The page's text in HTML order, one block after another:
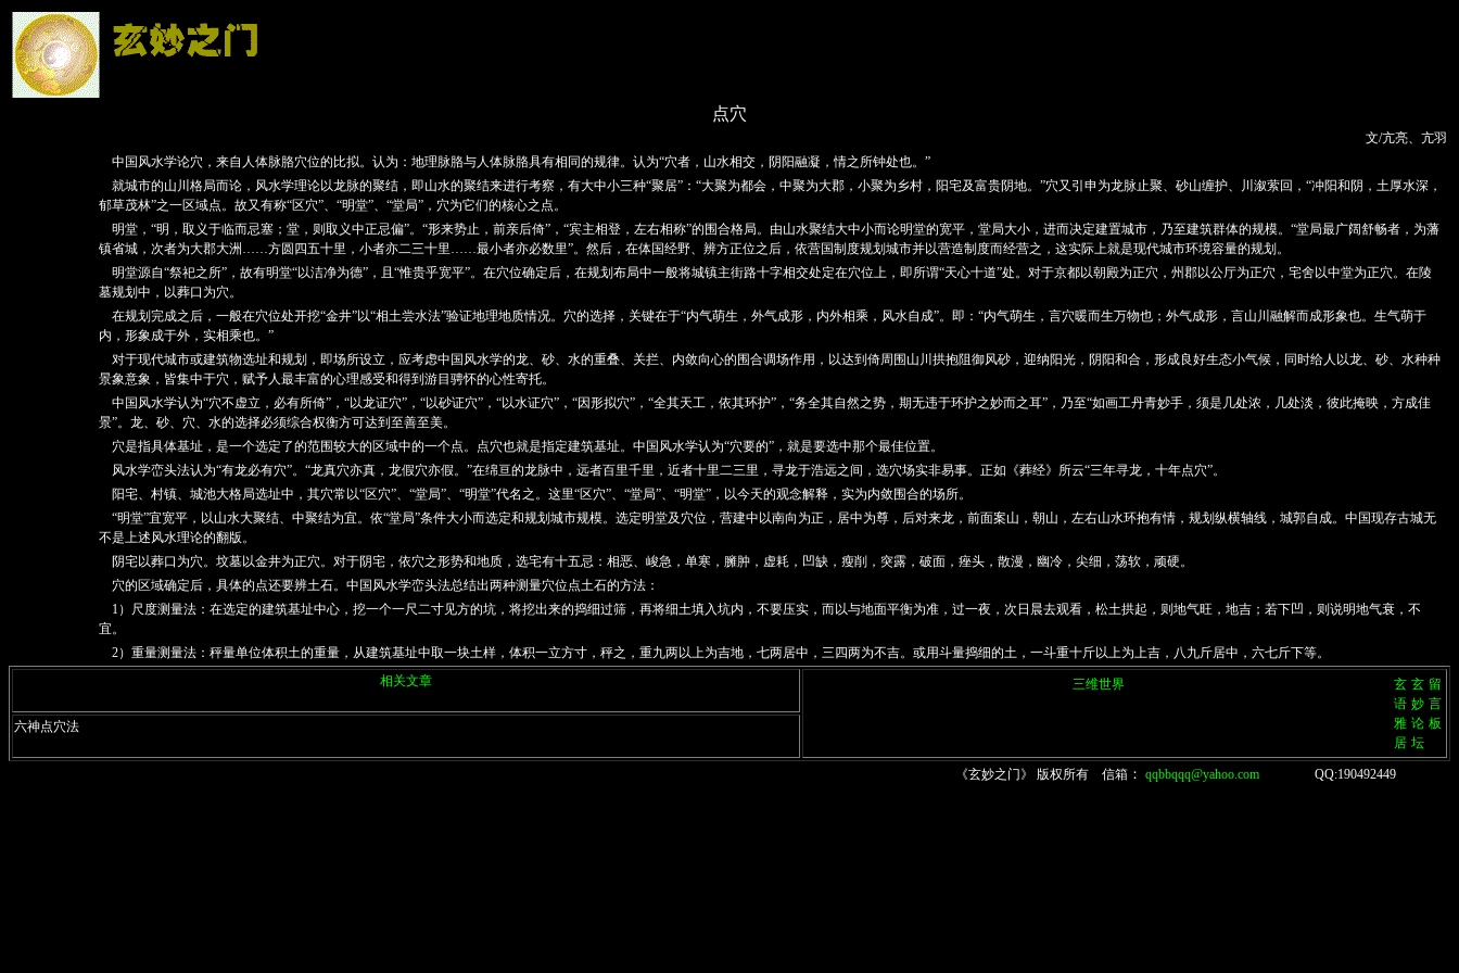
点穴
文/亢亮、亢羽
中国风水学论穴，来自人体脉胳穴位的比拟。认为：地理脉胳与人体脉胳具有相同的规律。认为“穴者，山水相交，阴阳融凝，情之所钟处也。”
就城市的山川格局而论，风水学理论以龙脉的聚结，即山水的聚结来进行考察，有大中小三种“聚居”：“大聚为都会，中聚为大郡，小聚为乡村，阳宅及富贵阴地。”穴又引申为龙脉止聚、砂山缠护、川溆萦回，“冲阳和阴，土厚水深，
郁草茂林”之一区域点。故又有称“区穴”、“明堂”、“堂局”，穴为它们的核心之点。
明堂，“明，取义于临而忌塞；堂，则取义中正忌偏”。“形来势止，前亲后倚”，“宾主相登，左右相称”的围合格局。由山水聚结大中小而论明堂的宽平，堂局大小，进而决定建置城市，乃至建筑群体的规模。“堂局最广阔舒畅者，为藩
镇省城，次者为大郡大洲……方圆四五十里，小者亦二三十里……最小者亦必数里”。然后，在体国经野、辨方正位之后，依营国制度规划城市并以营造制度而经营之，这实际上就是现代城市环境容量的规划。
明堂源自“祭祀之所”，故有明堂“以洁净为德”，且“惟贵乎宽平”。在穴位确定后，在规划布局中一般将城镇主街路十字相交处定在穴位上，即所谓“天心十道”处。对于京都以朝殿为正穴，州郡以公厅为正穴，宅舍以中堂为正穴。在陵
墓规划中，以葬口为穴。
在规划完成之后，一般在穴位处开挖“金井”以“相土尝水法”验证地理地质情况。穴的选择，关键在于“内气萌生，外气成形，内外相乘，风水自成”。即：“内气萌生，言穴暖而生万物也；外气成形，言山川融解而成形象也。生气萌于
内，形象成于外，实相乘也。”
对于现代城市或建筑物选址和规划，即场所设立，应考虑中国风水学的龙、砂、水的重叠、关拦、内敛向心的围合调场作用，以达到倚周围山川拱抱阻御风砂，迎纳阳光，阴阳和合，形成良好生态小气候，同时给人以龙、砂、水种种
景象意象，皆集中于穴，赋予人最丰富的心理感受和得到游目骋怀的心性寄托。
中国风水学认为“穴不虚立，必有所倚”，“以龙证穴”，“以砂证穴”，“以水证穴”，“因形拟穴”，“全其天工，依其环护”，“务全其自然之势，期无违于环护之妙而之耳”，乃至“如画工丹青妙手，须是几处浓，几处淡，彼此掩映，方成佳
景”。龙、砂、穴、水的选择必须综合权衡方可达到至善至美。
穴是指具体基址，是一个选定了的范围较大的区域中的一个点。点穴也就是指定建筑基址。中国风水学认为“穴要的”，就是要选中那个最佳位置。
风水学峦头法认为“有龙必有穴”。“龙真穴亦真，龙假穴亦假。”在绵亘的龙脉中，远者百里千里，近者十里二三里，寻龙于浩远之间，选穴场实非易事。正如《葬经》所云“三年寻龙，十年点穴”。
阳宅、村镇、城池大格局选址中，其穴常以“区穴”、“堂局”、“明堂”代名之。这里“区穴”、“堂局”、“明堂”，以今天的观念解释，实为内敛围合的场所。
“明堂”宜宽平，以山水大聚结、中聚结为宜。依“堂局”条件大小而选定和规划城市规模。选定明堂及穴位，营建中以南向为正，居中为尊，后对来龙，前面案山，朝山，左右山水环抱有情，规划纵横轴线，城郭自成。中国现存古城无
不是上述风水理论的翻版。
阴宅以葬口为穴。坟墓以金井为正穴。对于阴宅，依穴之形势和地质，选宅有十五忌：相恶、峻急，单寒，臃肿，虚耗，凹缺，瘦削，突露，破面，痤头，散漫，幽冷，尖细，荡软，顽硬。
穴的区域确定后，具体的点还要辨土石。中国风水学峦头法总结出两种测量穴位点土石的方法：
1）尺度测量法：在选定的建筑基址中心，挖一个一尺二寸见方的坑，将挖出来的捣细过筛，再将细土填入坑内，不要压实，而以与地面平衡为准，过一夜，次日晨去观看，松土拱起，则地气旺，地吉；若下凹，则说明地气衰，不
宜。
2）重量测量法：秤量单位体积土的重量，从建筑基址中取一块土样，体积一立方寸，秤之，重九两以上为吉地，七两居中，三四两为不吉。或用斗量捣细的土，一斗重十斤以上为上吉，八九斤居中，六七斤下等。
相关文章
三维世界
玄
语
雅
居
玄
妙
论
坛
留
言
板
六神点穴法
《玄妙之门》 版权所有 信箱 ： qqbbqqq@yahoo.com QQ:190492449